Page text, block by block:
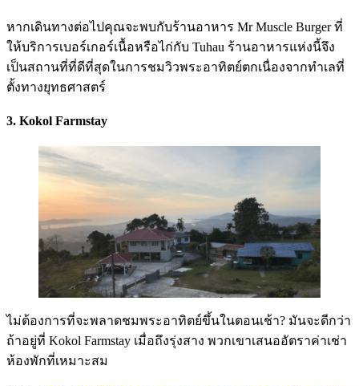
หากเดินทางต่อไปคุณจะพบกับร้านอาหาร Mr Muscle Burger ที่
ให้บริการเบอร์เกอร์เนื้อหรือไก่กับ Tuhau ร้านอาหารแห่งนี้จึง
เป็นสถานที่ที่ดีที่สุดในการชมวิวพระอาทิตย์ตกเนื่องจากทำเลที่
ตั้งทางยุทธศาสตร์
3. Kokol Farmstay
ไม่ต้องการที่จะพลาดชมพระอาทิตย์ขึ้นในตอนเช้า? มันจะดีกว่า
ถ้าอยู่ที่ Kokol Farmstay เมื่อถึงรุ่งสาง พวกเขาเสนออัตราค่าเช่า
ห้องพักที่เหมาะสม